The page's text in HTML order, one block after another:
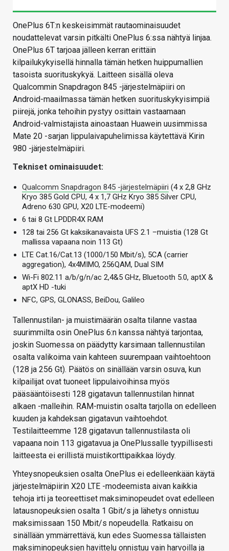
OnePlus 6T:n keskeisimmät rautaominaisuudet
noudattelevat varsin pitkälti OnePlus 6:ssa nähtyä linjaa.
OnePlus 6T tarjoaa jälleen kerran erittäin
kilpailukykyisellä hinnalla tämän hetken huippumallien
tasoista suorituskykyä. Laitteen sisällä oleva
Qualcommin Snapdragon 845 -järjestelmäpiiri on
Android-maailmassa tämän hetken suorituskykyisimpiä
piirejä, jonka tehoihin pystyy osittain vastaamaan
Android-valmistajista ainoastaan Huawein uusimmissa
Mate 20 -sarjan lippulaivapuhelimissa käytettävä Kirin
980 -järjestelmäpiiri.
Tekniset ominaisuudet:
Qualcomm Snapdragon 845 -järjestelmäpiiri (4 x 2,8 GHz
Kryo 385 Gold CPU, 4 x 1,7 GHz Kryo 385 Silver CPU,
Adreno 630 GPU, X20 LTE-modeemi)
6 tai 8 Gt LPDDR4X RAM
128 tai 256 Gt kaksikanavaista UFS 2.1 –muistia (128 Gt
mallissa vapaana noin 113 Gt)
LTE Cat.16/Cat.13 (1000/150 Mbit/s), 5CA (carrier
aggregation), 4x4MIMO, 256QAM, Dual SIM
Wi-Fi 802.11 a/b/g/n/ac 2,4&5 GHz, Bluetooth 5.0, aptX &
aptX HD -tuki
NFC, GPS, GLONASS, BeiDou, Galileo
Tallennustilan- ja muistimäärän osalta tilanne vastaa
suurimmilta osin OnePlus 6:n kanssa nähtyä tarjontaa,
joskin Suomessa on päädytty karsimaan tallennustilan
osalta valikoima vain kahteen suurempaan vaihtoehtoon
(128 ja 256 Gt). Päätös on sinällään varsin osuva, kun
kilpailijat ovat tuoneet lippulaivoihinsa myös
pääsääntöisesti 128 gigatavun tallennustilan hinnat
alkaen -malleihin. RAM-muistin osalta tarjolla on edelleen
kuuden ja kahdeksan gigatavun vaihtoehdot.
Testilaitteemme 128 gigatavun tallennustilasta oli
vapaana noin 113 gigatavua ja OnePlussalle tyypillisesti
laitteesta ei erillistä muistikorttipaikkaa löydy.
Yhteysnopeuksien osalta OnePlus ei edelleenkään käytä
järjestelmäpiirin X20 LTE -modeemista aivan kaikkia
tehoja irti ja teoreettiset maksiminopeudet ovat edelleen
latausnopeuksien osalta 1 Gbit/s ja lähetys onnistuu
maksimissaan 150 Mbit/s nopeudella. Ratkaisu on
sinällään ymmärrettävä, kun edes Suomessa tällaisten
maksiminopeuksien havittelu onnistuu vain harvoilla ja